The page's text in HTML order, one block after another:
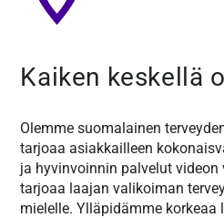
Kaiken keskellä
Olemme suomalainen
tarjoaa asiakkailleen
ja hyvinvoinnin palvelut
tarjoaa laajan valikoiman
mielelle. Ylläpidämme korkeaa